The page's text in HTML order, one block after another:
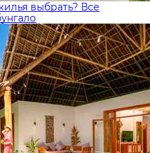
выбрать? Все